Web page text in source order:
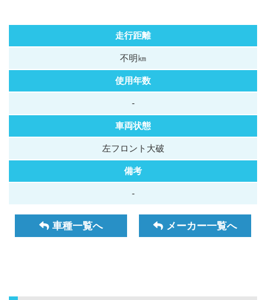
走行距離
不明㎞
使用年数
-
車両状態
左フロント大破
備考
-
車種一覧へ メーカー一覧へ